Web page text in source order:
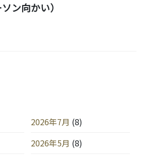
ン向かい）
2026年7月 (8)
2026年5月 (8)